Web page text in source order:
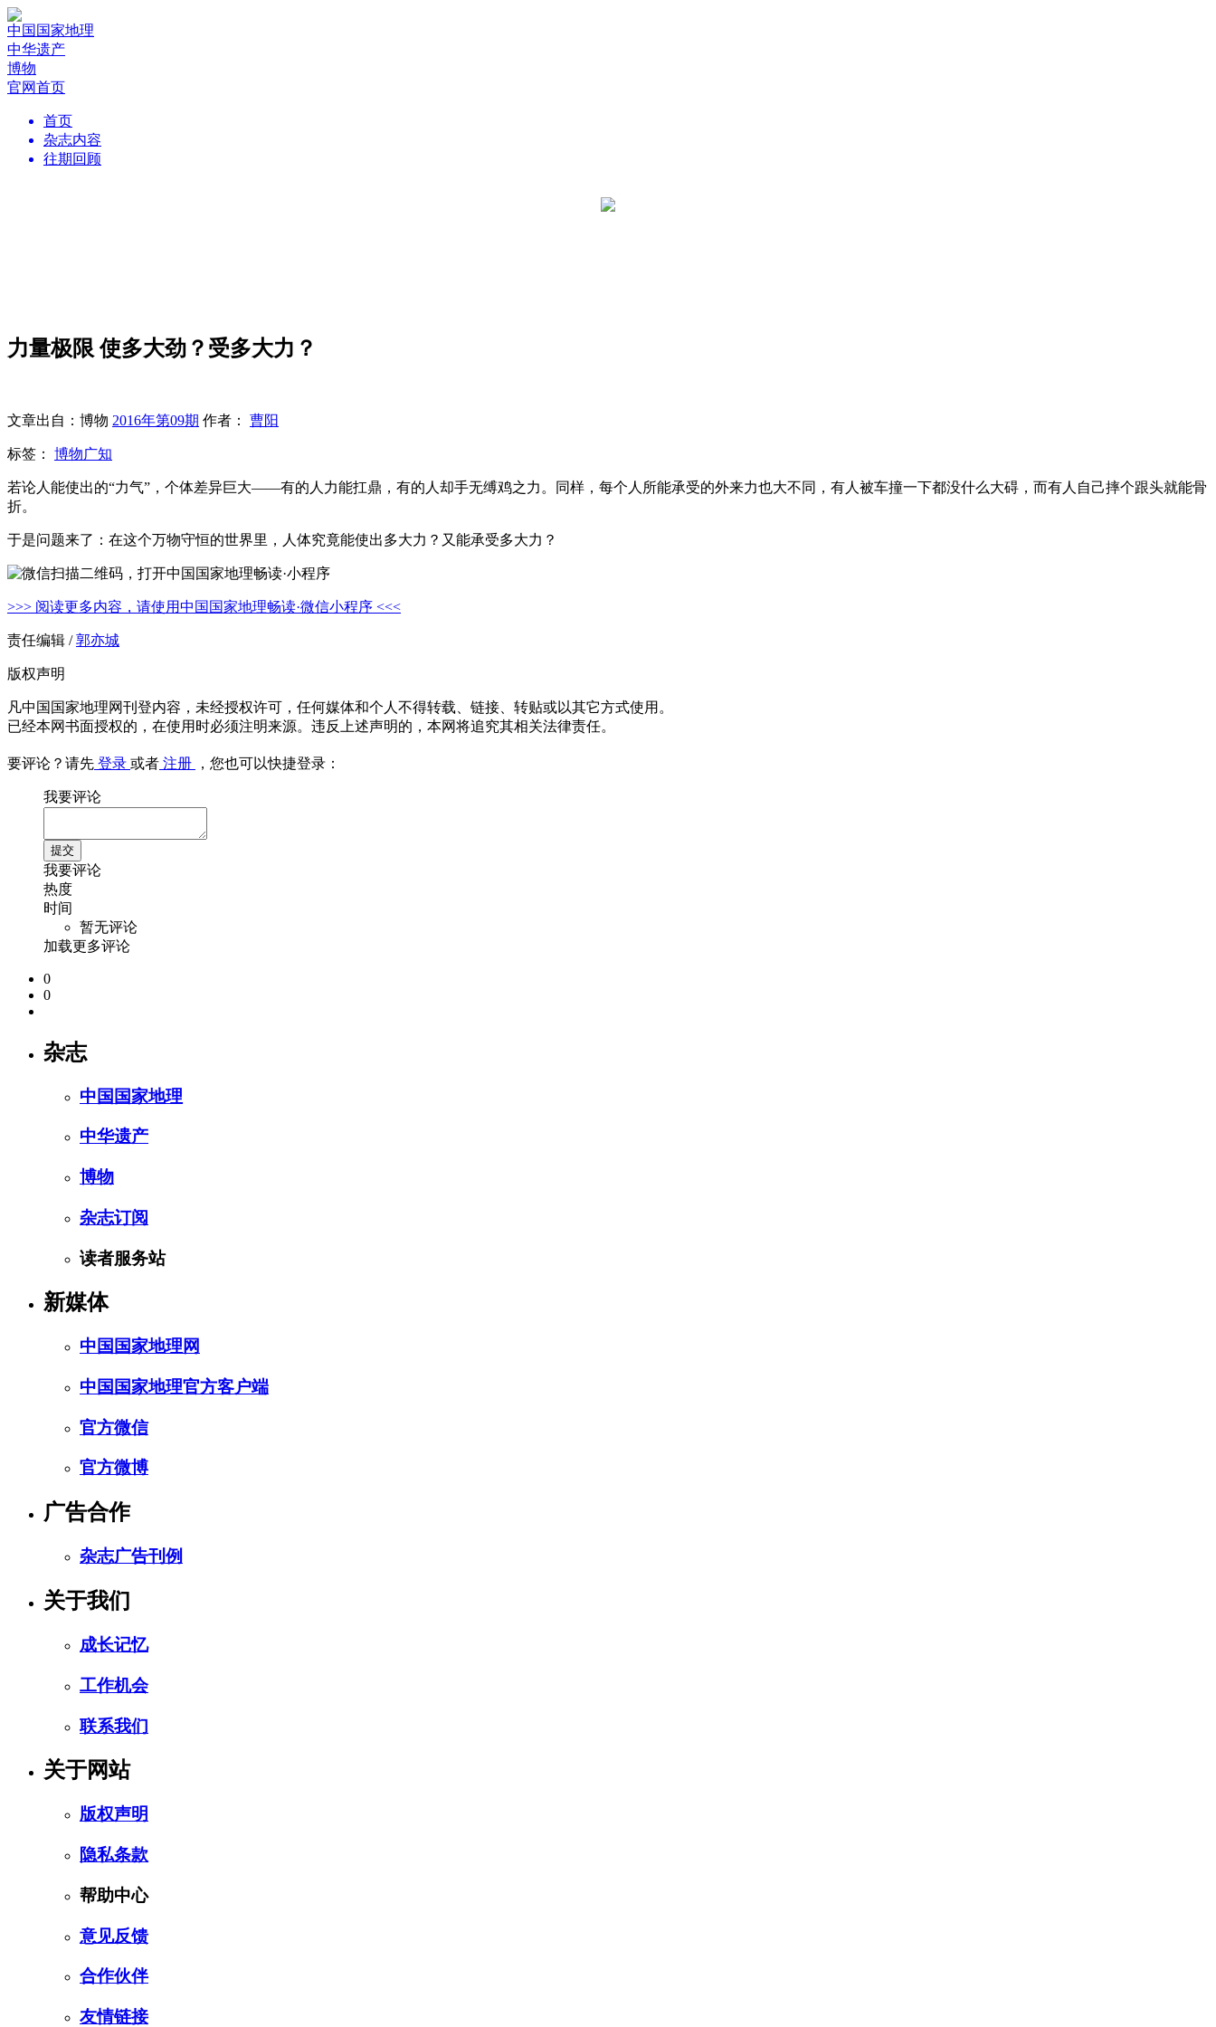
中国国家地理
中华遗产
博物
官网首页
首页
杂志内容
往期回顾
力量极限 使多大劲？受多大力？
文章出自：博物 2016年第09期 作者： 曹阳
标签： 博物广知
若论人能使出的“力气”，个体差异巨大——有的人力能扛鼎，有的人却手无缚鸡之力。同样，每个人所能承受的外来力也大不同，有人被车撞一下都没什么大碍，而有人自己摔个跟头就能骨
折。
于是问题来了：在这个万物守恒的世界里，人体究竟能使出多大力？又能承受多大力？
>>> 阅读更多内容，请使用中国国家地理畅读·微信小程序 <<<
责任编辑 /郭亦城
版权声明
凡中国国家地理网刊登内容，未经授权许可，任何媒体和个人不得转载、链接、转贴或以其它方式使用。
已经本网书面授权的，在使用时必须注明来源。违反上述声明的，本网将追究其相关法律责任。
要评论？请先 登录 或者 注册 ，您也可以快捷登录：
我要评论
我要评论
热度
时间
暂无评论
加载更多评论
0
0
杂志
中国国家地理
中华遗产
博物
杂志订阅
读者服务站
新媒体
中国国家地理网
中国国家地理官方客户端
官方微信
官方微博
广告合作
杂志广告刊例
关于我们
成长记忆
工作机会
联系我们
关于网站
版权声明
隐私条款
帮助中心
意见反馈
合作伙伴
友情链接